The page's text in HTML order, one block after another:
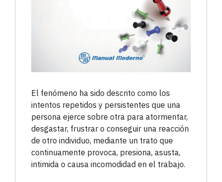
El fenómeno ha sido descrito como los
intentos repetidos y persistentes que una
persona ejerce sobre otra para atormentar,
desgastar, frustrar o conseguir una reacción
de otro individuo, mediante un trato que
continuamente provoca, presiona, asusta,
intimida o causa incomodidad en el trabajo.